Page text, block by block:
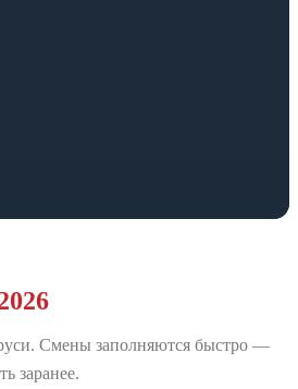
Смены заполняются быстро —
заранее.